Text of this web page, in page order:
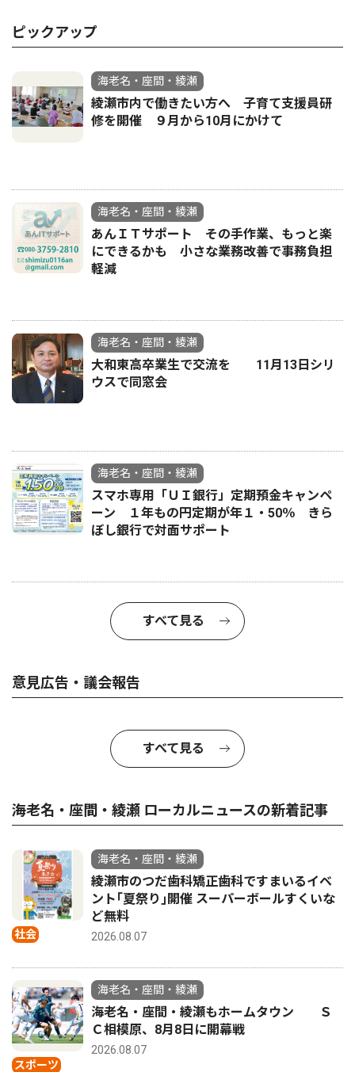
ピックアップ
海老名・座間・綾瀬
綾瀬市内で働きたい方へ 子育て支援員研
修を開催 ９月から10月にかけて
海老名・座間・綾瀬
あんＩＴサポート その手作業、もっと楽
にできるかも 小さな業務改善で事務負担
軽減
海老名・座間・綾瀬
大和東高卒業生で交流を 11月13日シリ
ウスで同窓会
海老名・座間・綾瀬
スマホ専用「ＵＩ銀行」定期預金キャンペ
ーン １年もの円定期が年１・50％ きら
ぼし銀行で対面サポート
すべて見る
意見広告・議会報告
すべて見る
海老名・座間・綾瀬 ローカルニュースの新着記事
社会
海老名・座間・綾瀬
綾瀬市のつだ歯科矯正歯科ですまいるイベ
ント｢夏祭り｣開催 スーパーボールすくいな
ど無料
2026.08.07
スポーツ
海老名・座間・綾瀬
海老名・座間・綾瀬もホームタウン Ｓ
Ｃ相模原、8月8日に開幕戦
2026.08.07